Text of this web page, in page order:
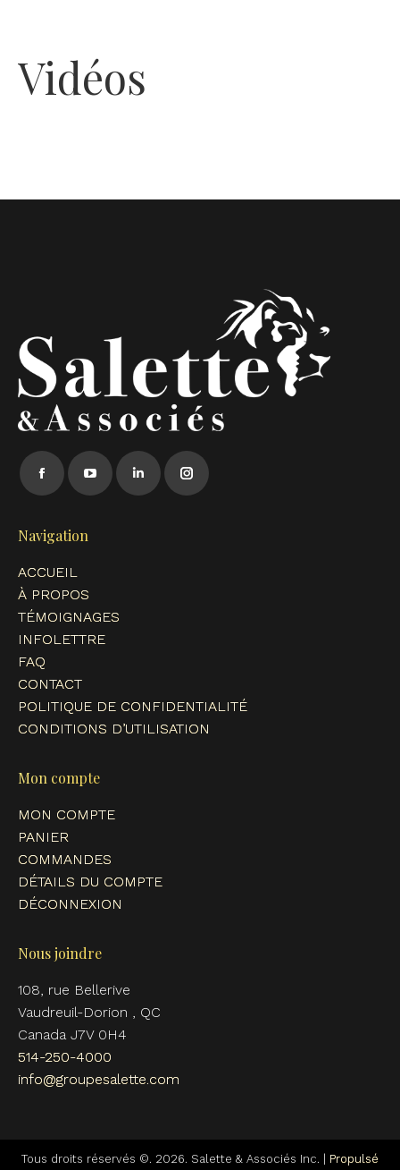
Vidéos
Trouvez nous sur :
Facebook
opens
new
window
YouTube
LinkedInInstagram
Navigation
ACCUEIL
À PROPOS
TÉMOIGNAGES
INFOLETTRE
FAQ
CONTACT
POLITIQUE DE CONFIDENTIALITÉ
CONDITIONS D’UTILISATION
Mon compte
MON COMPTE
PANIER
COMMANDES
DÉTAILS DU COMPTE
DÉCONNEXION
Nous joindre
108, rue Bellerive
Vaudreuil-Dorion , QC
Canada J7V 0H4
514-250-4000
info@groupesalette.com
Tous droits réservés ©. 2026. Salette & Associés Inc. | Propulsé